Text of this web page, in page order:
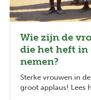
Wie zijn de
die het heft in
nemen?
Sterke vrouwen in
groot applaus! Lees